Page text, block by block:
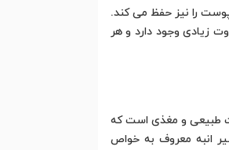
را نیز حفظ می کند.
زیادی وجود دارد و هر
طبیعی و مغذی است که
انبه معروف به خواص